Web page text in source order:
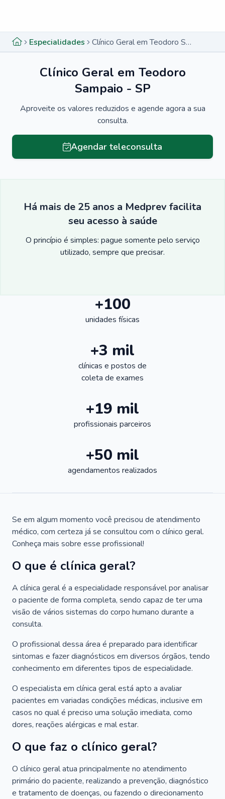
Especialidades Clínico Geral em Teodoro Sampaio - SP
Clínico Geral em Teodoro
Sampaio - SP
Aproveite os valores reduzidos e agende agora a sua
consulta.
Agendar teleconsulta
Há mais de 25 anos a Medprev facilita
seu acesso à saúde
O princípio é simples: pague somente pelo serviço
utilizado, sempre que precisar.
+100
unidades físicas
+3 mil
clínicas e postos de
coleta de exames
+19 mil
profissionais parceiros
+50 mil
agendamentos realizados
Se em algum momento você precisou de atendimento
médico, com certeza já se consultou com o clínico geral.
Conheça mais sobre esse profissional!
O que é clínica geral?
A clínica geral é a especialidade responsável por analisar
o paciente de forma completa, sendo capaz de ter uma
visão de vários sistemas do corpo humano durante a
consulta.
O profissional dessa área é preparado para identificar
sintomas e fazer diagnósticos em diversos órgãos, tendo
conhecimento em diferentes tipos de especialidade.
O especialista em clínica geral está apto a avaliar
pacientes em variadas condições médicas, inclusive em
casos no qual é preciso uma solução imediata, como
dores, reações alérgicas e mal estar.
O que faz o clínico geral?
O clínico geral atua principalmente no atendimento
primário do paciente, realizando a prevenção, diagnóstico
e tratamento de doenças, ou fazendo o direcionamento